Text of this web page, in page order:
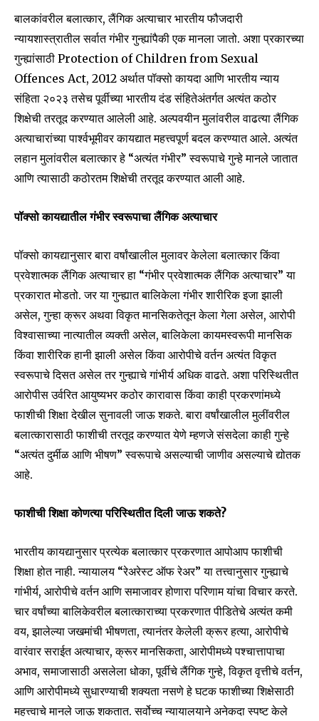
बालकांवरील बलात्कार, लैंगिक अत्याचार भारतीय फौजदारी
न्यायशास्त्रातील सर्वात गंभीर गुन्ह्यांपैकी एक मानला जातो. अशा प्रकारच्या
गुन्ह्यांसाठी Protection of Children from Sexual
Offences Act, 2012 अर्थात पॉक्सो कायदा आणि भारतीय न्याय
संहिता २०२३ तसेच पूर्वीच्या भारतीय दंड संहितेअंतर्गत अत्यंत कठोर
शिक्षेची तरतूद करण्यात आलेली आहे. अल्पवयीन मुलांवरील वाढत्या लैंगिक
अत्याचारांच्या पार्श्वभूमीवर कायद्यात महत्त्वपूर्ण बदल करण्यात आले. अत्यंत
लहान मुलांवरील बलात्कार हे “अत्यंत गंभीर” स्वरूपाचे गुन्हे मानले जातात
आणि त्यासाठी कठोरतम शिक्षेची तरतूद करण्यात आली आहे.
पॉक्सो कायद्यातील गंभीर स्वरूपाचा लैंगिक अत्याचार
पॉक्सो कायद्यानुसार बारा वर्षांखालील मुलावर केलेला बलात्कार किंवा
प्रवेशात्मक लैंगिक अत्याचार हा “गंभीर प्रवेशात्मक लैंगिक अत्याचार” या
प्रकारात मोडतो. जर या गुन्ह्यात बालिकेला गंभीर शारीरिक इजा झाली
असेल, गुन्हा क्रूर अथवा विकृत मानसिकतेतून केला गेला असेल, आरोपी
विश्वासाच्या नात्यातील व्यक्ती असेल, बालिकेला कायमस्वरूपी मानसिक
किंवा शारीरिक हानी झाली असेल किंवा आरोपीचे वर्तन अत्यंत विकृत
स्वरूपाचे दिसत असेल तर गुन्ह्याचे गांभीर्य अधिक वाढते. अशा परिस्थितीत
आरोपीस उर्वरित आयुष्यभर कठोर कारावास किंवा काही प्रकरणांमध्ये
फाशीची शिक्षा देखील सुनावली जाऊ शकते. बारा वर्षांखालील मुलींवरील
बलात्कारासाठी फाशीची तरतूद करण्यात येणे म्हणजे संसदेला काही गुन्हे
“अत्यंत दुर्मीळ आणि भीषण” स्वरूपाचे असल्याची जाणीव असल्याचे द्योतक
आहे.
फाशीची शिक्षा कोणत्या परिस्थितीत दिली जाऊ शकते?
भारतीय कायद्यानुसार प्रत्येक बलात्कार प्रकरणात आपोआप फाशीची
शिक्षा होत नाही. न्यायालय “रेअरेस्ट ऑफ रेअर” या तत्त्वानुसार गुन्ह्याचे
गांभीर्य, आरोपीचे वर्तन आणि समाजावर होणारा परिणाम यांचा विचार करते.
चार वर्षांच्या बालिकेवरील बलात्काराच्या प्रकरणात पीडितेचे अत्यंत कमी
वय, झालेल्या जखमांची भीषणता, त्यानंतर केलेली क्रूर हत्या, आरोपीचे
वारंवार सराईत अत्याचार, क्रूर मानसिकता, आरोपीमध्ये पश्चात्तापाचा
अभाव, समाजासाठी असलेला धोका, पूर्वीचे लैंगिक गुन्हे, विकृत वृत्तीचे वर्तन,
आणि आरोपीमध्ये सुधारण्याची शक्यता नसणे हे घटक फाशीच्या शिक्षेसाठी
महत्त्वाचे मानले जाऊ शकतात. सर्वोच्च न्यायालयाने अनेकदा स्पष्ट केले